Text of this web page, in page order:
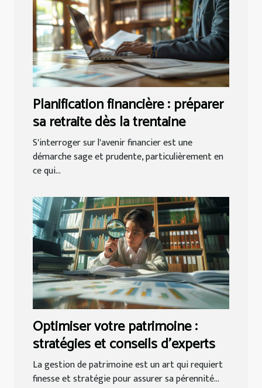
Planification financière : préparer
sa retraite dès la trentaine
S'interroger sur l'avenir financier est une
démarche sage et prudente, particulièrement en
ce qui...
Optimiser votre patrimoine :
stratégies et conseils d'experts
La gestion de patrimoine est un art qui requiert
finesse et stratégie pour assurer sa pérennité...